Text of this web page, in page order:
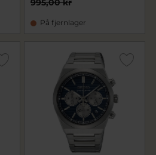
995,00 kr
På fjernlager